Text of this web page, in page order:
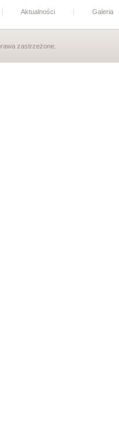
Aktualności Galeria
zastrzeżone.